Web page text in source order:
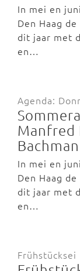
In mei en
Den Haag
dit jaar met
en…
Agenda:
Manfred
In mei en
Den Haag
dit jaar met
en…
Frühstücksei